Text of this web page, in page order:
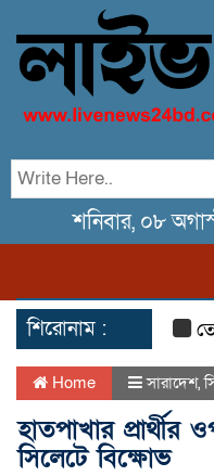
শনিবার, ০৮
শিরোনাম :
Home সারাদেশ,
হাতপাখার প্রার্থীর
সিলেটে বিক্ষোভ